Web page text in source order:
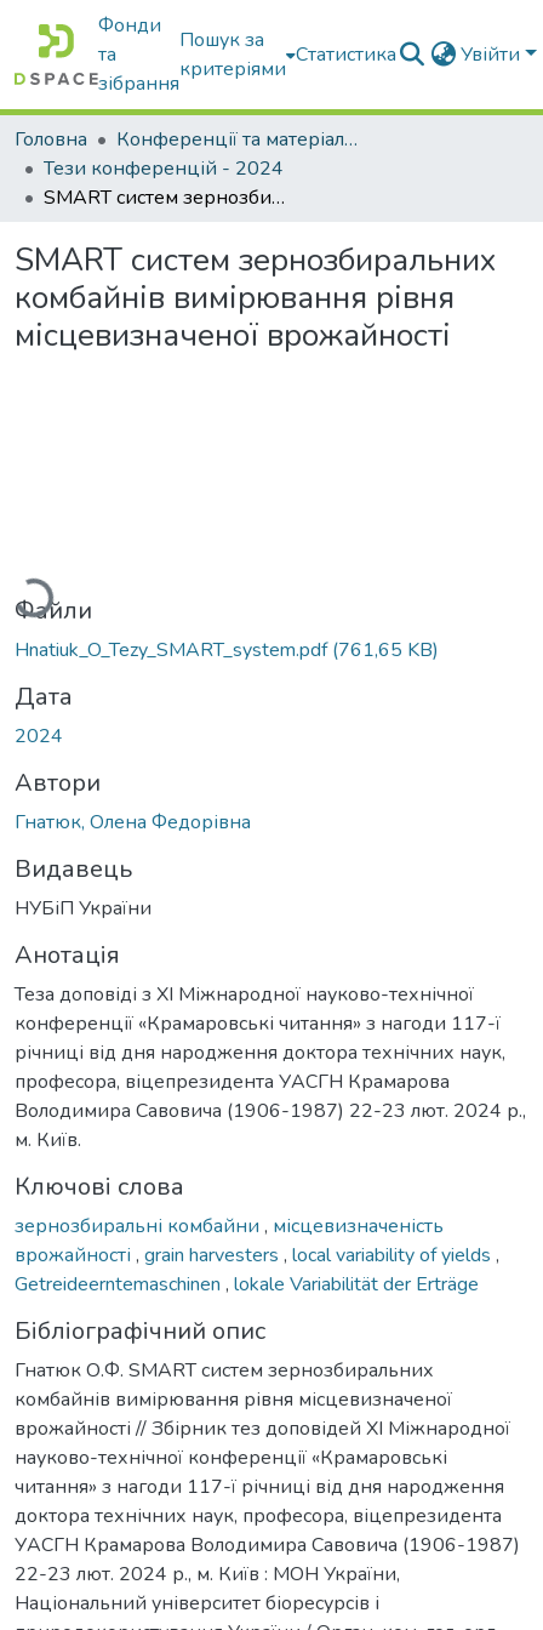
Фонди
та
зібрання
Пошук за
критеріями
Статистика Увійти
Головна
Конференції та матеріали конференцій
Тези конференцій - 2024
SMART систем зернозбиральних комбайнів вимірювання рівня місцевизначеної врожайності
SMART систем зернозбиральних
комбайнів вимірювання рівня
місцевизначеної врожайності
Вантажиться...
Файли
Hnatiuk_O_Tezy_SMART_system.pdf(761,65 KB)
Дата
2024
Автори
Гнатюк, Олена Федорівна
Видавець
НУБіП України
Анотація
Теза доповіді з ХІ Міжнародної науково-технічної
конференції «Крамаровські читання» з нагоди 117-ї
річниці від дня народження доктора технічних наук,
професора, віцепрезидента УАСГН Крамарова
Володимира Савовича (1906-1987) 22-23 лют. 2024 р.,
м. Київ.
Ключові слова
зернозбиральні комбайни , місцевизначеність
врожайності , grain harvesters , local variability of yields ,
Getreideerntemaschinen , lokale Variabilität der Erträge
Бібліографічний опис
Гнатюк О.Ф. SMART систем зернозбиральних
комбайнів вимірювання рівня місцевизначеної
врожайності // Збірник тез доповідей ХI Міжнародної
науково-технічної конференції «Крамаровські
читання» з нагоди 117-ї річниці від дня народження
доктора технічних наук, професора, віцепрезидента
УАСГН Крамарова Володимира Савовича (1906-1987)
22-23 лют. 2024 р., м. Київ : МОН України,
Національний університет біоресурсів і